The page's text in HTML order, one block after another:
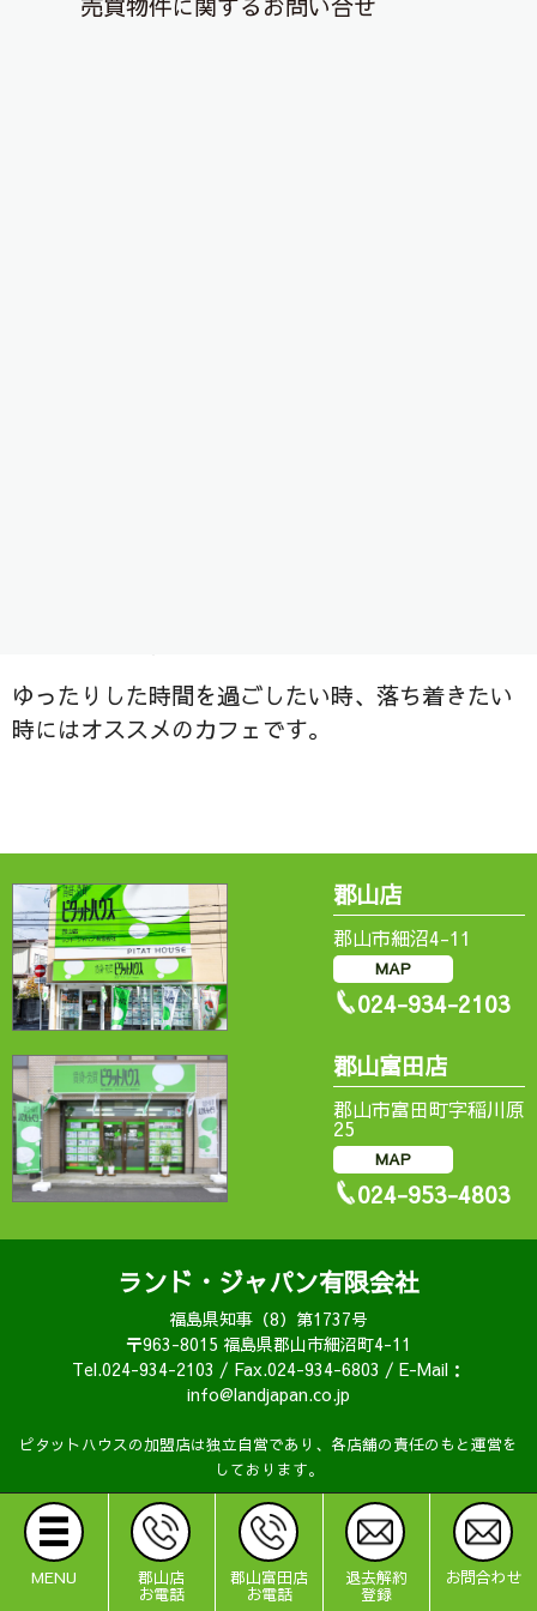
ゆったりした時間を過ごしたい時、落ち着きたい
時にはオススメのカフェです。
郡山店
郡山市細沼4-11
MAP
024-934-2103
郡山富田店
郡山市富田町字稲川原
25
MAP
024-953-4803
ランド・ジャパン有限会社
福島県知事（8）第1737号
〒963-8015 福島県郡山市細沼町4-11
Tel.024-934-2103 / Fax.024-934-6803 / E-Mail：
info@landjapan.co.jp
ピタットハウスの加盟店は独立自営であり、各店舗の責任のもと運営を
しております。
MENU 郡山店
お電話
郡山富田店
お電話
退去解約
登録
お問合わせ